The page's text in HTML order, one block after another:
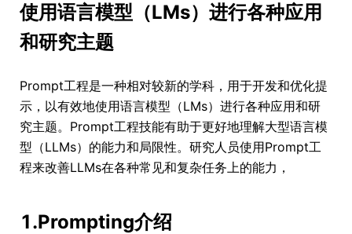
使用语言模型（LMs）进行各种应用
和研究主题
Prompt工程是一种相对较新的学科，用于开发和优化提
示，以有效地使用语言模型（LMs）进行各种应用和研
究主题。Prompt工程技能有助于更好地理解大型语言模
型（LLMs）的能力和局限性。研究人员使用Prompt工
程来改善LLMs在各种常见和复杂任务上的能力，
1.Prompting介绍